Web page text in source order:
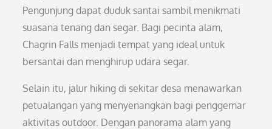
Pengunjung dapat duduk santai sambil menikmati
suasana tenang dan segar. Bagi pecinta alam,
Chagrin Falls menjadi tempat yang ideal untuk
bersantai dan menghirup udara segar.
Selain itu, jalur hiking di sekitar desa menawarkan
petualangan yang menyenangkan bagi penggemar
aktivitas outdoor. Dengan panorama alam yang